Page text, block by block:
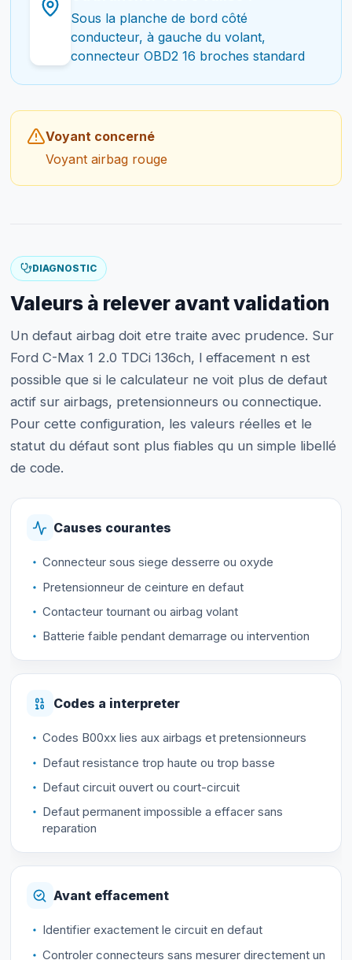
Sous la planche de bord côté
conducteur, à gauche du volant,
connecteur OBD2 16 broches standard
Voyant concerné
Voyant airbag rouge
DIAGNOSTIC
Valeurs à relever avant validation
Un defaut airbag doit etre traite avec prudence. Sur
Ford C-Max 1 2.0 TDCi 136ch, l effacement n est
possible que si le calculateur ne voit plus de defaut
actif sur airbags, pretensionneurs ou connectique.
Pour cette configuration, les valeurs réelles et le
statut du défaut sont plus fiables qu un simple libellé
de code.
Causes courantes
Connecteur sous siege desserre ou oxyde
Pretensionneur de ceinture en defaut
Contacteur tournant ou airbag volant
Batterie faible pendant demarrage ou intervention
Codes a interpreter
Codes B00xx lies aux airbags et pretensionneurs
Defaut resistance trop haute ou trop basse
Defaut circuit ouvert ou court-circuit
Defaut permanent impossible a effacer sans
reparation
Avant effacement
Identifier exactement le circuit en defaut
Controler connecteurs sans mesurer directement un